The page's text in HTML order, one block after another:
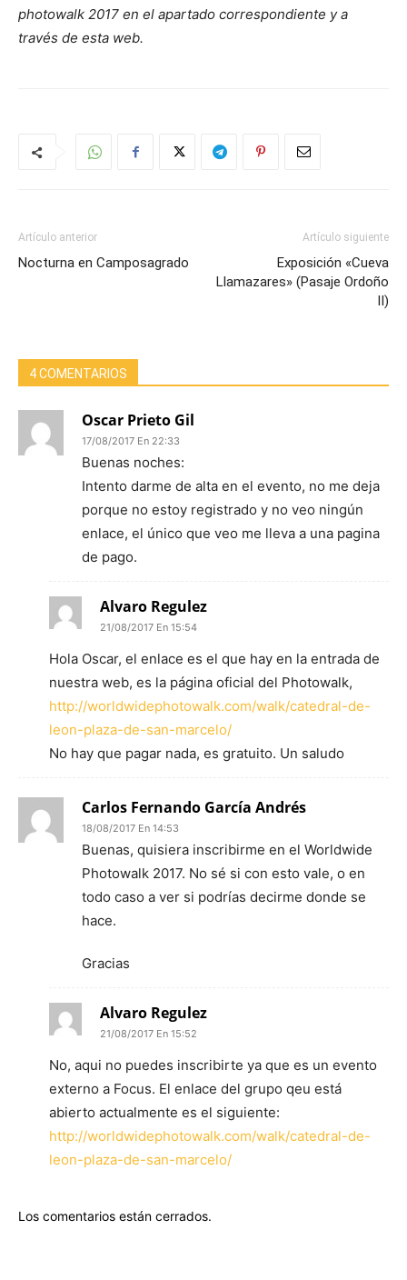
photowalk 2017 en el apartado correspondiente y a
través de esta web.
Artículo anterior
Nocturna en Camposagrado
Artículo siguiente
Exposición «Cueva
Llamazares» (Pasaje Ordoño
II)
4 COMENTARIOS
Oscar Prieto Gil
17/08/2017 En 22:33
Buenas noches:
Intento darme de alta en el evento, no me deja
porque no estoy registrado y no veo ningún
enlace, el único que veo me lleva a una pagina
de pago.
Alvaro Regulez
21/08/2017 En 15:54
Hola Oscar, el enlace es el que hay en la entrada de
nuestra web, es la página oficial del Photowalk,
http://worldwidephotowalk.com/walk/catedral-de-
leon-plaza-de-san-marcelo/
No hay que pagar nada, es gratuito. Un saludo
Carlos Fernando García Andrés
18/08/2017 En 14:53
Buenas, quisiera inscribirme en el Worldwide
Photowalk 2017. No sé si con esto vale, o en
todo caso a ver si podrías decirme donde se
hace.
Gracias
Alvaro Regulez
21/08/2017 En 15:52
No, aqui no puedes inscribirte ya que es un evento
externo a Focus. El enlace del grupo qeu está
abierto actualmente es el siguiente:
http://worldwidephotowalk.com/walk/catedral-de-
leon-plaza-de-san-marcelo/
Los comentarios están cerrados.